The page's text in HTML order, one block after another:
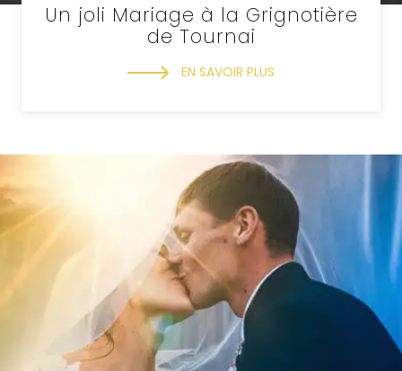
Un joli Mariage à la Grignotière
de Tournai
EN SAVOIR PLUS